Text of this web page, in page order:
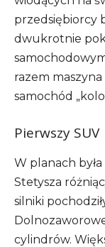
przedsiębiorcy
dwukrotnie
razem
samochód
Pierwszy SUV
W planach
Stetysza
silniki
cylindrów.